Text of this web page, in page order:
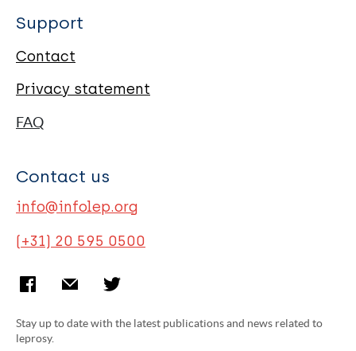
Support
Contact
Privacy statement
FAQ
Contact us
info@infolep.org
(+31) 20 595 0500
Stay up to date with the latest publications and news related to
leprosy.